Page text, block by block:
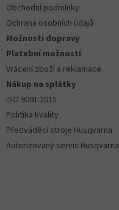
Obchodní podmínky
Ochrana osobních údajů
Možnosti dopravy
Platební možnosti
Vrácení zboží a reklamace
Nákup na splátky
ISO 9001:2015
Politika kvality
Předváděcí stroje Husqvarna
Autorizovaný servis Husqvarna